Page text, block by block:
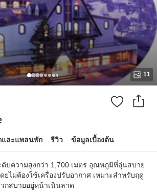
11
และแพลนพัก รีวิว ข้อมูลเบื้องต้น
บความสูงกว่า 1,700 เมตร อุณหภูมิที่อุ่นสบาย
ยไม่ต้องใช้เครื่องปรับอากาศ เหมาะสำหรับฤดู
กสบายอยู่หน้าเนินลาด